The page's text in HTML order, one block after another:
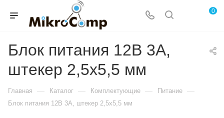
0
Блок питания 12В 3А,
штекер 2,5х5,5 мм
Главная — Каталог — Комплектующие — Питание —
Блок питания 12В 3А, штекер 2,5х5,5 мм